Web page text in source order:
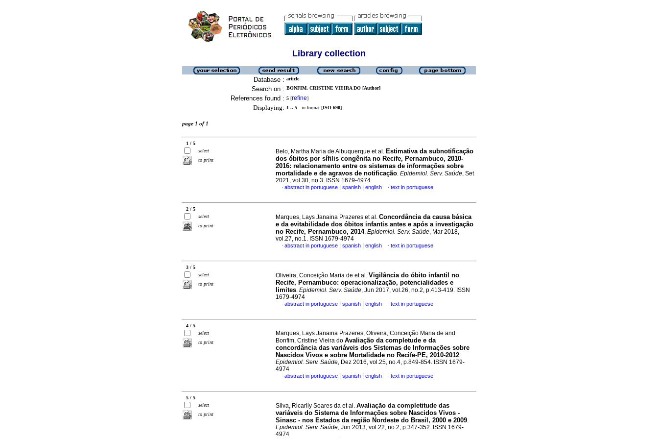
Library collection
Database : article
Search on : BONFIM, CRISTINE VIEIRA DO [Author]
References found : 5 [refine]
Displaying: 1 .. 5 in format [ISO 690]
page 1 of 1
1 / 5
select
to print
Belo, Martha Maria de Albuquerque et al. Estimativa da subnotificação
dos óbitos por sífilis congênita no Recife, Pernambuco, 2010-
2016: relacionamento entre os sistemas de informações sobre
mortalidade e de agravos de notificação. Epidemiol. Serv. Saúde, Set
2021, vol.30, no.3. ISSN 1679-4974
· abstract in portuguese spanish english · text in portuguese
2 / 5
select
to print
Marques, Lays Janaina Prazeres et al. Concordância da causa básica
e da evitabilidade dos óbitos infantis antes e após a investigação
no Recife, Pernambuco, 2014. Epidemiol. Serv. Saúde, Mar 2018,
vol.27, no.1. ISSN 1679-4974
· abstract in portuguese spanish english · text in portuguese
3 / 5
select
to print
Oliveira, Conceição Maria de et al. Vigilância do óbito infantil no
Recife, Pernambuco: operacionalização, potencialidades e
limites. Epidemiol. Serv. Saúde, Jun 2017, vol.26, no.2, p.413-419. ISSN
1679-4974
· abstract in portuguese spanish english · text in portuguese
4 / 5
select
to print
Marques, Lays Janaina Prazeres, Oliveira, Conceição Maria de and
Bonfim, Cristine Vieira do Avaliação da completude e da
concordância das variáveis dos Sistemas de Informações sobre
Nascidos Vivos e sobre Mortalidade no Recife-PE, 2010-2012.
Epidemiol. Serv. Saúde, Dez 2016, vol.25, no.4, p.849-854. ISSN 1679-
4974
· abstract in portuguese spanish english · text in portuguese
5 / 5
select
to print
Silva, Ricarlly Soares da et al. Avaliação da completitude das
variáveis do Sistema de Informações sobre Nascidos Vivos -
Sinasc - nos Estados da região Nordeste do Brasil, 2000 e 2009.
Epidemiol. Serv. Saúde, Jun 2013, vol.22, no.2, p.347-352. ISSN 1679-
4974